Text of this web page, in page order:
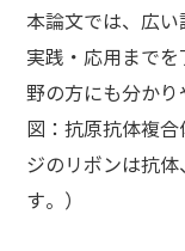
本論文では、広
実践・応用まで
野の方にも分かり
図：抗原抗体複
ジのリボンは抗
す。）